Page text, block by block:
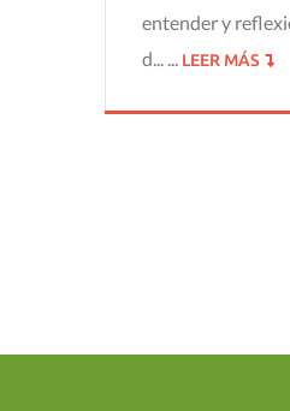
entender y
d... ...
LEER MÁS